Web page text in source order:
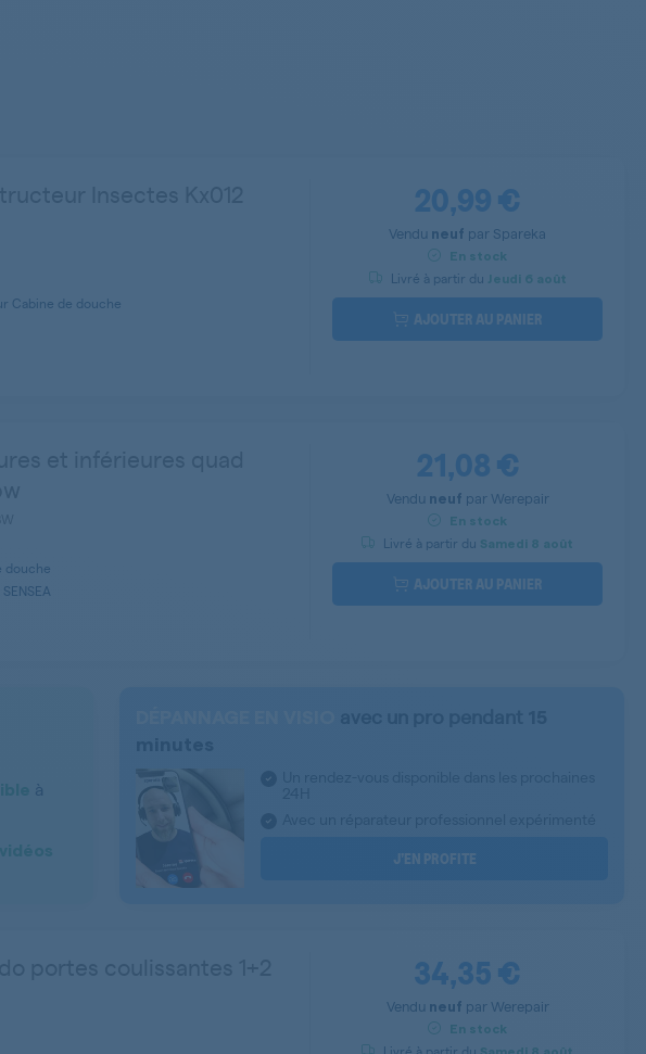
Cabine de douche
20,99 €
Vendu neuf par Spareka
En stock
Livré à partir du Jeudi 6 août
AJOUTER AU PANIER
douche
SENSEA
21,08 €
Vendu neuf par Werepair
En stock
Livré à partir du Samedi 8 août
AJOUTER AU PANIER
à
J’EN PROFITE
34,35 €
Vendu neuf par Werepair
En stock